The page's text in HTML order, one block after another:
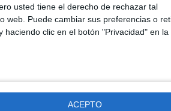
usted tiene el derecho de rechazar tal
web. Puede cambiar sus preferencias o
clic en el botón "Privacidad" en la
ACEPTO
LO